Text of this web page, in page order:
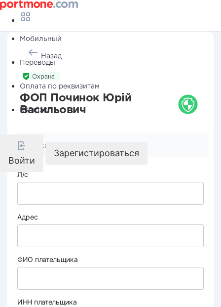
Мобильный
Переводы
Оплата по реквизитам
Кешбэк
Войти
Зарегистироваться
Назад
Охрана
ФОП Починок Юрій
Васильович
Реквизиты компании
Л/с
Адрес
ФИО плательщика
ИНН плательщика